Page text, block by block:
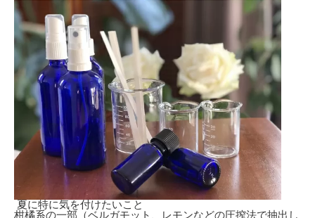
夏に特に気を付けたいこと
柑橘系の一部（ベルガモット、レモンなどの圧搾法で抽出し